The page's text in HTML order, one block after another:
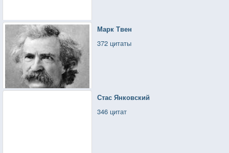
Марк Твен
372 цитаты
Стас Янковский
346 цитат